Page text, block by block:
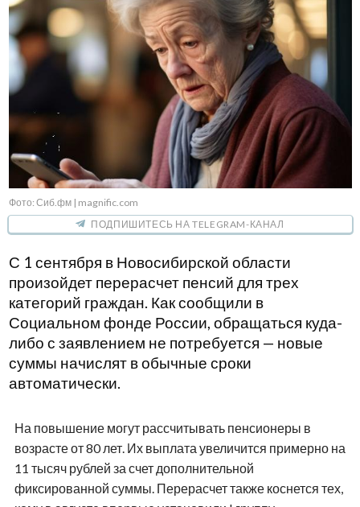
Фото: Сиб.фм | magnific.com
ПОДПИШИТЕСЬ НА TELEGRAM-КАНАЛ
С 1 сентября в Новосибирской области
произойдет перерасчет пенсий для трех
категорий граждан. Как сообщили в
Социальном фонде России, обращаться куда-
либо с заявлением не потребуется — новые
суммы начислят в обычные сроки
автоматически.
На повышение могут рассчитывать пенсионеры в
возрасте от 80 лет. Их выплата увеличится примерно на
11 тысяч рублей за счет дополнительной
фиксированной суммы. Перерасчет также коснется тех,